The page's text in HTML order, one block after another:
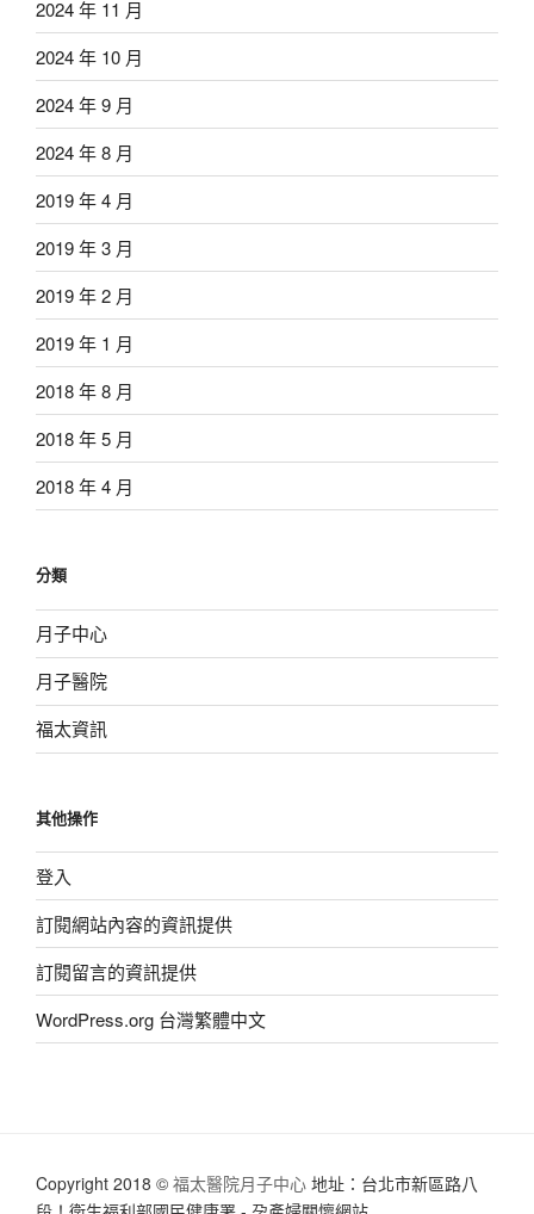
2024 年 11 月
2024 年 10 月
2024 年 9 月
2024 年 8 月
2019 年 4 月
2019 年 3 月
2019 年 2 月
2019 年 1 月
2018 年 8 月
2018 年 5 月
2018 年 4 月
分類
月子中心
月子醫院
福太資訊
其他操作
登入
訂閱網站內容的資訊提供
訂閱留言的資訊提供
WordPress.org 台灣繁體中文
Copyright 2018 © 福太醫院月子中心 地址：台北市新區路八